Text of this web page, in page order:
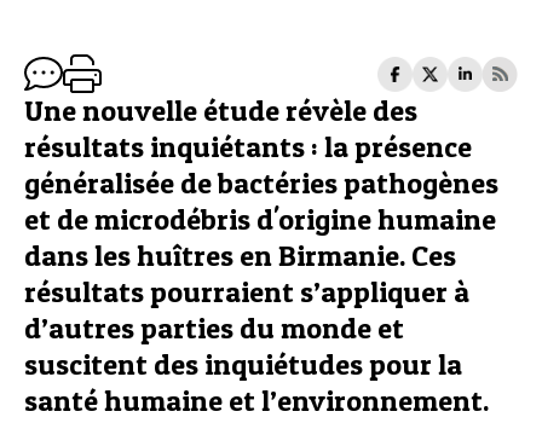
Une nouvelle étude révèle des
résultats inquiétants : la présence
généralisée de bactéries pathogènes
et de microdébris d'origine humaine
dans les huîtres en Birmanie. Ces
résultats pourraient s’appliquer à
d’autres parties du monde et
suscitent des inquiétudes pour la
santé humaine et l’environnement.